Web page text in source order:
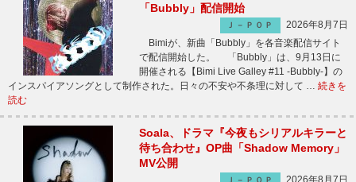
「Bubbly」配信開始
Ｊ－ＰＯＰ
2026年8月7日
Bimiが、新曲「Bubbly」を各音楽配信サイト
で配信開始した。 「Bubbly」は、9月13日に
開催される【Bimi Live Galley #11 -Bubbly-】の
インスパイアソングとして制作された。日々の不安や不条理に対して … 続きを
読む
Soala、ドラマ『今夜もシリアルキラーと
待ち合わせ』OP曲「Shadow Memory」
MV公開
Ｊ－ＰＯＰ
2026年8月7日